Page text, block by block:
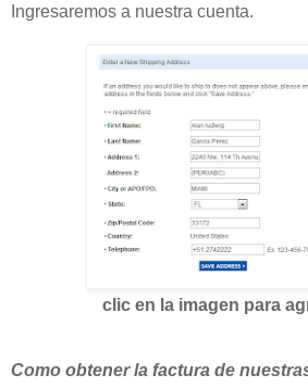
Ingresaremos a nuestra cuenta.
clic en la imagen para
Como obtener la factura de